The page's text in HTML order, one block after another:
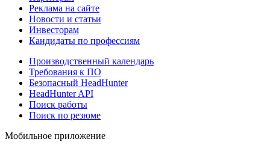
Реклама на сайте
Новости и статьи
Инвесторам
Кандидаты по профессиям
Производственный календарь
Требования к ПО
Безопасный HeadHunter
HeadHunter API
Поиск работы
Поиск по резюме
Мобильное приложение